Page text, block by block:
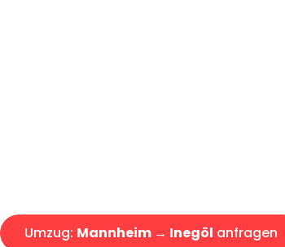
Umzug: Mannheim → Inegöl anfragen